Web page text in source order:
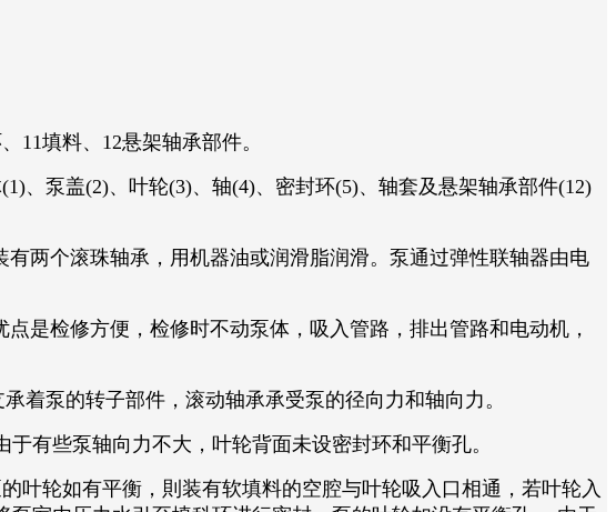
填料、12悬架轴承部件。
泵盖(2)、叶轮(3)、轴(4)、密封环(5)、轴套及悬架轴承部件(12)
两个滚珠轴承，用机器油或润滑脂润滑。泵通过弹性联轴器由电
检修方便，检修时不动泵体，吸入管路，排出管路和电动机，
泵的转子部件，滚动轴承承受泵的径向力和轴向力。
些泵轴向力不大，叶轮背面未设密封环和平衡孔。
轮如有平衡，則装有软填料的空腔与叶轮吸入口相通，若叶轮入